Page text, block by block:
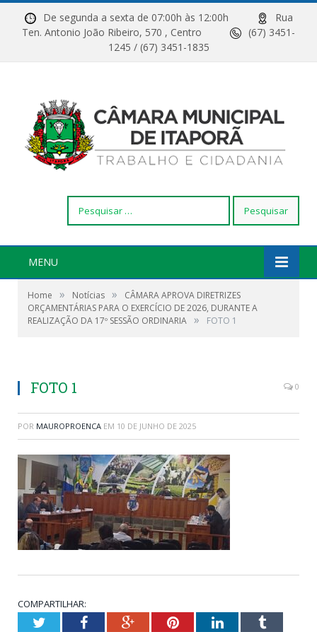
De segunda a sexta de 07:00h às 12:00h
Rua
Ten. Antonio João Ribeiro, 570 , Centro
(67) 3451-
1245 / (67) 3451-1835
por:
MENU
Home » Notícias »
CÂMARA APROVA DIRETRIZES
ORÇAMENTÁRIAS PARA O EXERCÍCIO DE 2026, DURANTE A
REALIZAÇÃO DA 17º SESSÃO ORDINARIA » FOTO 1
FOTO 1 0
POR MAUROPROENCA EM 10 DE JUNHO DE 2025
COMPARTILHAR:
TwitterFacebookGoogle+PinterestLinkedInTumblr